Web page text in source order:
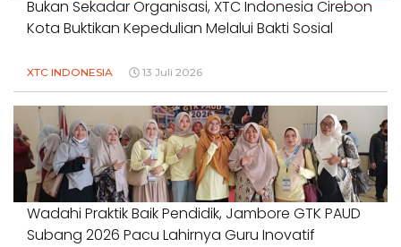
Bukan Sekadar Organisasi, XTC Indonesia Cirebon
Kota Buktikan Kepedulian Melalui Bakti Sosial
XTC INDONESIA 13 Juli 2026
Wadahi Praktik Baik Pendidik, Jambore GTK PAUD
Subang 2026 Pacu Lahirnya Guru Inovatif